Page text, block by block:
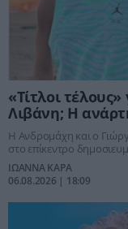
«Τίτλοι
Λιβάνη; Η
Η Ανδρομάχη και ο
στο επίκεντρο
ΙΩΑΝΝΑ ΚΑΡΑ
06.08.2026 | 18:09